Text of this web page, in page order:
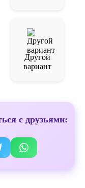
Другой
вариант
с друзьями: